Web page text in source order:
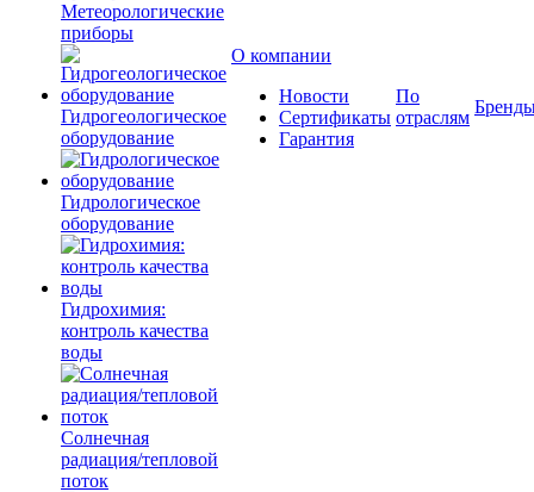
Метеорологические
приборы
Гидрогеологическое
оборудование
Гидрологическое
оборудование
Гидрохимия:
контроль качества
воды
Солнечная
радиация/тепловой
поток
О компании
Новости
Сертификаты
Гарантия
По
отраслям